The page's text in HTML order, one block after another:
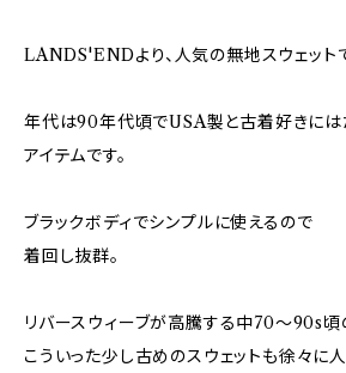
LANDS'ENDより、人気の無地スウェットで
年代は90年代頃でUSA製と古着好きには
アイテムです。
ブラックボディでシンプルに使えるので
着回し抜群。
リバースウィーブが高騰する中70～90s頃
こういった少し古めのスウェットも徐々に